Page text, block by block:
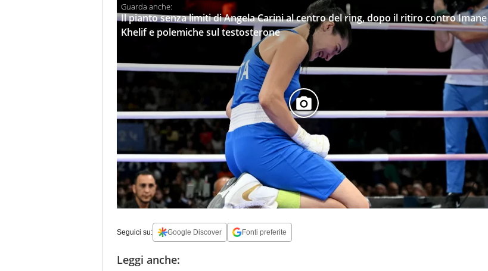
Il pianto senza limiti di Angela Carini al centro del ring, dopo il ritiro contro Imane
Khelif e polemiche sul testosterone
Seguici su: Google Discover Fonti preferite
Leggi anche: